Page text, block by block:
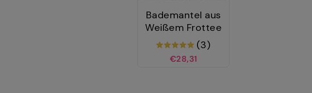
Bademantel aus
Weißem Frottee
(3)
€28,31